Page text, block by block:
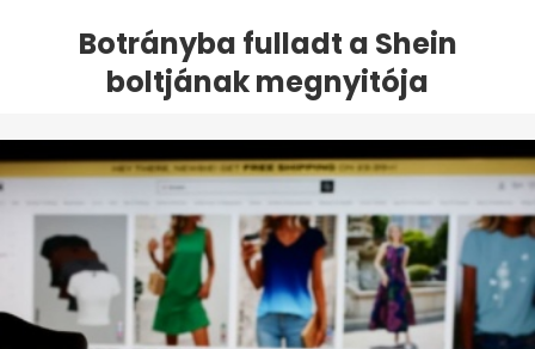
Botrányba fulladt a Shein
boltjának megnyitója